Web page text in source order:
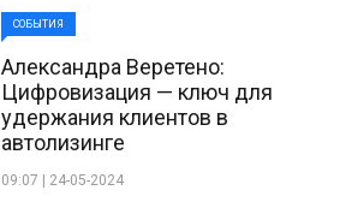
СОБЫТИЯ
Александра Веретено:
Цифровизация — ключ для
удержания клиентов в
автолизинге
09:07 | 24-05-2024